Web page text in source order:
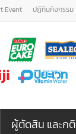
Event ปฏิทินกิจกรรม
ผู้ตัดสิน และก